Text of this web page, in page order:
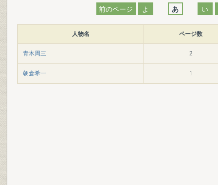
前のページ よ あ い
人物名 ページ数
青木周三 2
朝倉希一 1